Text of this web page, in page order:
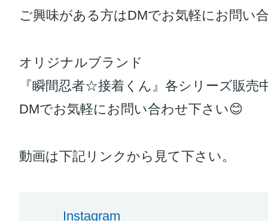
ご興味がある方はDMでお気軽にお問い
オリジナルブランド
『瞬間忍者☆接着くん』各シリーズ販売
DMでお気軽にお問い合わせ下さい😊
動画は下記リンクから見て下さい。
Instagram